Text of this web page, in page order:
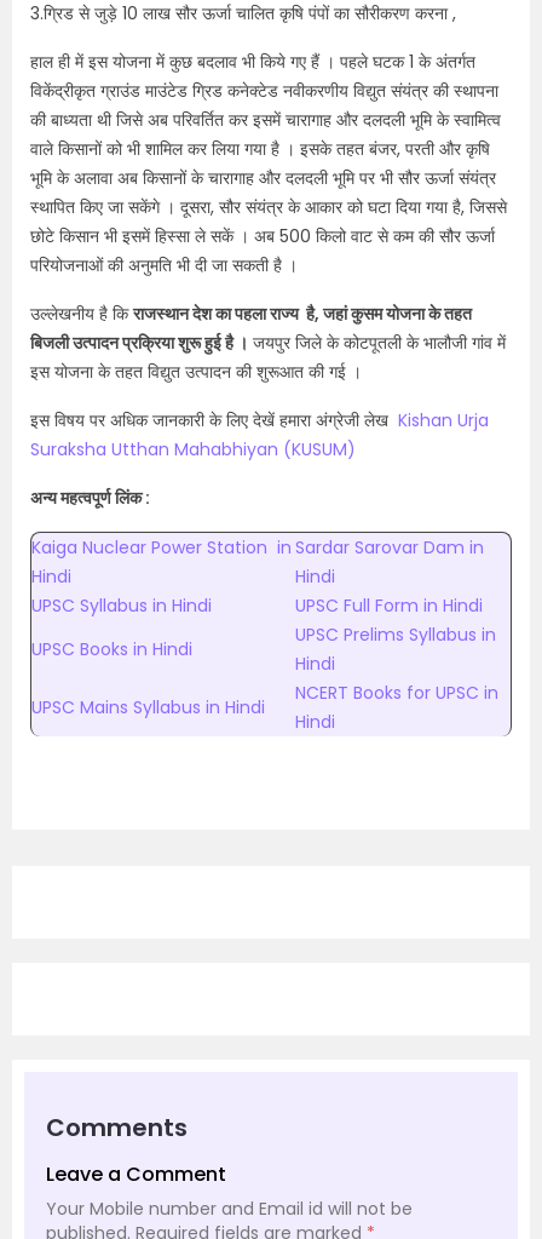
3.ग्रिड से जुड़े 10 लाख सौर ऊर्जा चालित कृषि पंपों का सौरीकरण करना ,
हाल ही में इस योजना में कुछ बदलाव भी किये गए हैं । पहले घटक 1 के अंतर्गत
विकेंद्रीकृत ग्राउंड माउंटेड ग्रिड कनेक्टेड नवीकरणीय विद्युत संयंत्र की स्थापना
की बाध्यता थी जिसे अब परिवर्तित कर इसमें चारागाह और दलदली भूमि के स्वामित्व
वाले किसानों को भी शामिल कर लिया गया है । इसके तहत बंजर, परती और कृषि
भूमि के अलावा अब किसानों के चारागाह और दलदली भूमि पर भी सौर ऊर्जा संयंत्र
स्थापित किए जा सकेंगे । दूसरा, सौर संयंत्र के आकार को घटा दिया गया है, जिससे
छोटे किसान भी इसमें हिस्सा ले सकें । अब 500 किलो वाट से कम की सौर ऊर्जा
परियोजनाओं की अनुमति भी दी जा सकती है ।
उल्लेखनीय है किराजस्थान देश का पहला राज्य है, जहां कुसम योजना के तहत
बिजली उत्पादन प्रक्रिया शुरू हुई है । जयपुर जिले के कोटपूतली के भालौजी गांव में
इस योजना के तहत विद्युत उत्पादन की शुरूआत की गई ।
इस विषय पर अधिक जानकारी के लिए देखें हमारा अंग्रेजी लेख Kishan Urja
Suraksha Utthan Mahabhiyan (KUSUM)
अन्य महत्वपूर्ण लिंक :
Kaiga Nuclear Power Station in
Hindi
Sardar Sarovar Dam in
Hindi
UPSC Syllabus in Hindi
UPSC Full Form in Hindi
UPSC Books in Hindi
UPSC Prelims Syllabus in
Hindi
UPSC Mains Syllabus in Hindi
NCERT Books for UPSC in
Hindi
Comments
Leave a Comment
Your Mobile number and Email id will not be
published. Required fields are marked *